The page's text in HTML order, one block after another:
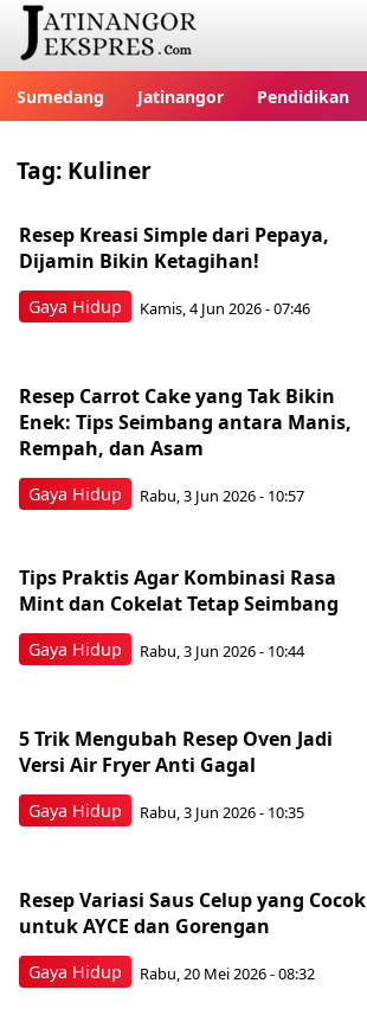
Sumedang Jatinangor Pendidikan
Tag: Kuliner
Gaya Hidup
Resep Kreasi Simple dari Pepaya,
Dijamin Bikin Ketagihan!
Kamis, 4 Jun 2026 - 07:46
Gaya Hidup
Resep Carrot Cake yang Tak Bikin
Enek: Tips Seimbang antara Manis,
Rempah, dan Asam
Rabu, 3 Jun 2026 - 10:57
Gaya Hidup
Tips Praktis Agar Kombinasi Rasa
Mint dan Cokelat Tetap Seimbang
Rabu, 3 Jun 2026 - 10:44
Gaya Hidup
5 Trik Mengubah Resep Oven Jadi
Versi Air Fryer Anti Gagal
Rabu, 3 Jun 2026 - 10:35
Gaya Hidup
Resep Variasi Saus Celup yang Cocok
untuk AYCE dan Gorengan
Rabu, 20 Mei 2026 - 08:32